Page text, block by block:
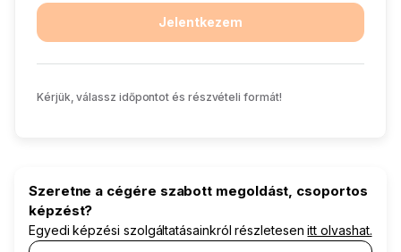
Jelentkezem
Kérjük, válassz időpontot és részvételi formát!
Szeretne a cégére szabott megoldást, csoportos
képzést?
Egyedi képzési szolgáltatásainkról részletesenitt olvashat.